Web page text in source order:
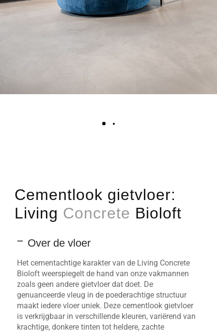
Cementlook gietvloer:
Living Concrete Bioloft
Over de vloer
Het cementachtige karakter van de Living Concrete
Bioloft weerspiegelt de hand van onze vakmannen
zoals geen andere gietvloer dat doet. De
genuanceerde vleug in de poederachtige structuur
maakt iedere vloer uniek. Deze cementlook gietvloer
is verkrijgbaar in verschillende kleuren, variërend van
krachtige, donkere tinten tot heldere, zachte